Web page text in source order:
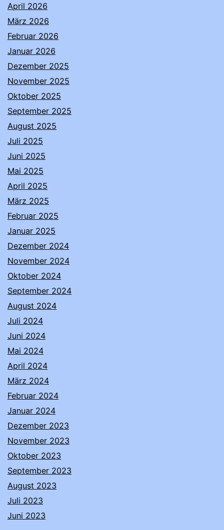
April 2026
März 2026
Februar 2026
Januar 2026
Dezember 2025
November 2025
Oktober 2025
September 2025
August 2025
Juli 2025
Juni 2025
Mai 2025
April 2025
März 2025
Februar 2025
Januar 2025
Dezember 2024
November 2024
Oktober 2024
September 2024
August 2024
Juli 2024
Juni 2024
Mai 2024
April 2024
März 2024
Februar 2024
Januar 2024
Dezember 2023
November 2023
Oktober 2023
September 2023
August 2023
Juli 2023
Juni 2023